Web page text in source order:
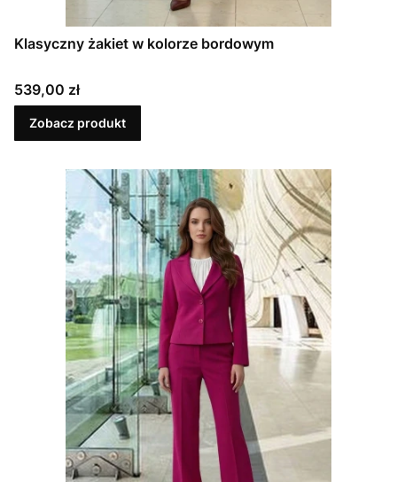
Klasyczny żakiet w kolorze bordowym
Cena
539,00 zł
Zobacz produkt